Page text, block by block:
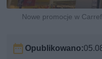
Nowe promocje w
Opublikowano: